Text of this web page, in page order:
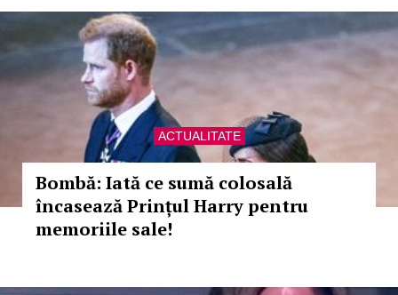
ACTUALITATE
Bombă: Iată ce sumă colosală
încasează Prințul Harry pentru
memoriile sale!